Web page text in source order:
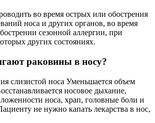
во время острых или обострения
носа и других органов, во время
сезонной аллергии, при
других состояниях.
раковины в носу?
слизистой носа Уменьшается объем
носовое дыхание,
носа, храп, головные боли и
не нужно капать лекарства в нос,